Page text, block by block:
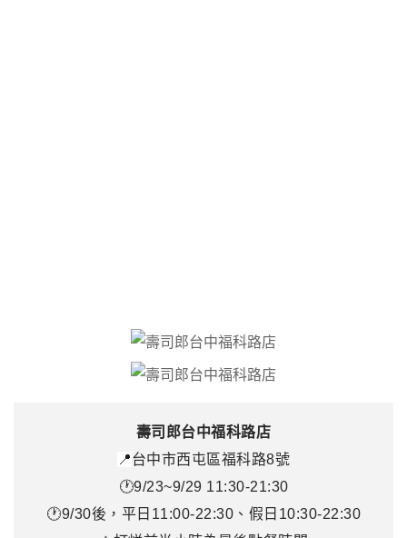
壽司郎台中福科路店
📍台中市西屯區福科路8號
🕐9/23~9/29 11:30-21:30
🕐9/30後，平日11:00-22:30、假日10:30-22:30